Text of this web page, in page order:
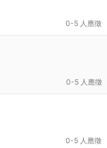
0-5 人應徵
0-5 人應徵
0-5 人應徵